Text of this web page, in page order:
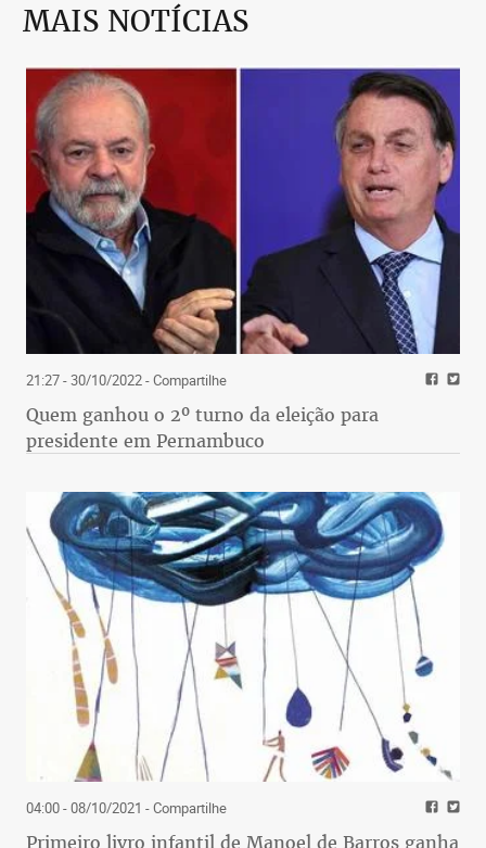
MAIS NOTÍCIAS
21:27 - 30/10/2022- Compartilhe
Quem ganhou o 2º turno da eleição para
presidente em Pernambuco
04:00 - 08/10/2021 - Compartilhe
Primeiro livro infantil de Manoel de Barros ganha